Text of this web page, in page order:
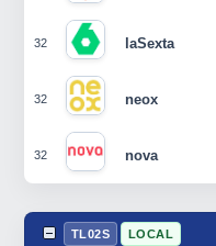
32 laSexta
32 neox
32 nova
TL02S LOCAL